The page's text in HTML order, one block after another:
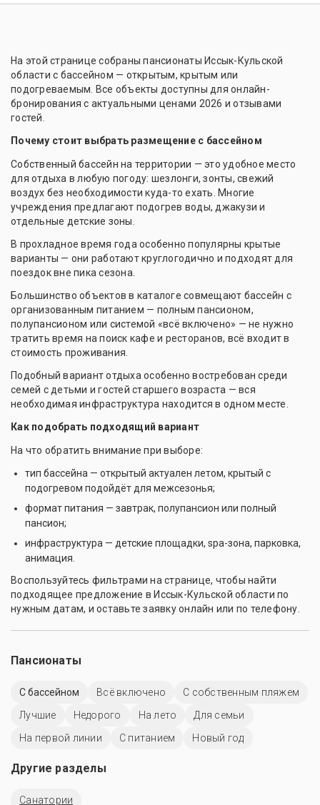
На этой странице собраны пансионаты Иссык-Кульской
области с бассейном — открытым, крытым или
подогреваемым. Все объекты доступны для онлайн-
бронирования с актуальными ценами 2026 и отзывами
гостей.
Почему стоит выбрать размещение с бассейном
Собственный бассейн на территории — это удобное место
для отдыха в любую погоду: шезлонги, зонты, свежий
воздух без необходимости куда-то ехать. Многие
учреждения предлагают подогрев воды, джакузи и
отдельные детские зоны.
В прохладное время года особенно популярны крытые
варианты — они работают круглогодично и подходят для
поездок вне пика сезона.
Большинство объектов в каталоге совмещают бассейн с
организованным питанием — полным пансионом,
полупансионом или системой «всё включено» — не нужно
тратить время на поиск кафе и ресторанов, всё входит в
стоимость проживания.
Подобный вариант отдыха особенно востребован среди
семей с детьми и гостей старшего возраста — вся
необходимая инфраструктура находится в одном месте.
Как подобрать подходящий вариант
На что обратить внимание при выборе:
тип бассейна — открытый актуален летом, крытый с
подогревом подойдёт для межсезонья;
формат питания — завтрак, полупансион или полный
пансион;
инфраструктура — детские площадки, spa-зона, парковка,
анимация.
Воспользуйтесь фильтрами на странице, чтобы найти
подходящее предложение в Иссык-Кульской области по
нужным датам, и оставьте заявку онлайн или по телефону.
Пансионаты
C бассейном Всё включено
С собственным пляжем
Лучшие
Недорого На лето
Для семьи
На первой линии
С питанием Новый год
Другие разделы
Санатории